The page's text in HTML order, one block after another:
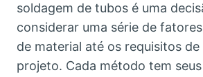
soldagem de tubos é uma
considerar uma série de
de material até os requisitos de
projeto. Cada método tem